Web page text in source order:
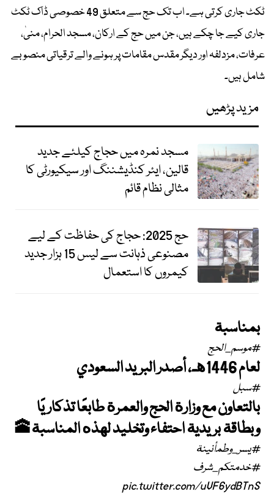
ٹکٹ جاری کرتی ہے۔ اب تک حج سے متعلق 49 خصوصی ڈاک ٹکٹ
جاری کیے جا چکے ہیں، جن میں حج کے ارکان، مسجد الحرام، منیٰ،
عرفات، مزدلفہ اور دیگر مقدس مقامات پر ہونے والے ترقیاتی منصوبے
شامل ہیں۔
مزید پڑھیں
مسجد نمرہ میں حجاج کیلئے جدید
قالین، ایئر کنڈیشننگ اور سیکیورٹی کا
مثالی نظام قائم
حج 2025: حجاج کی حفاظت کے لیے
مصنوعی ذہانت سے لیس 15 ہزار جدید
کیمروں کا استعمال
بمناسبة
#موسم_الحج
لعام 1446هـ، أصدر البريد السعودي
#سبل
بالتعاون مع وزارة الحج والعمرة طابعًا تذكاريًا
وبطاقة بريدية احتفاء وتخليد لهذه المناسبة🕋
#يسر_وطمأنينة
#خدمتكم_شرف
pic.twitter.com/uVF6ydBTnS